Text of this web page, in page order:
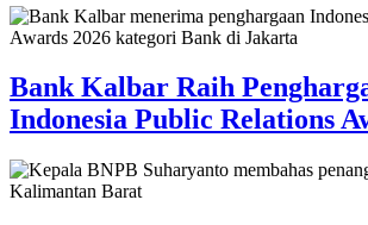
Bank Kalbar Raih
Indonesia Public Relations